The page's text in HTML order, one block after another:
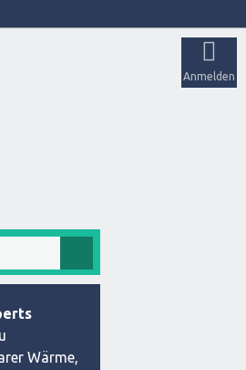
Anmelden
Wärme,